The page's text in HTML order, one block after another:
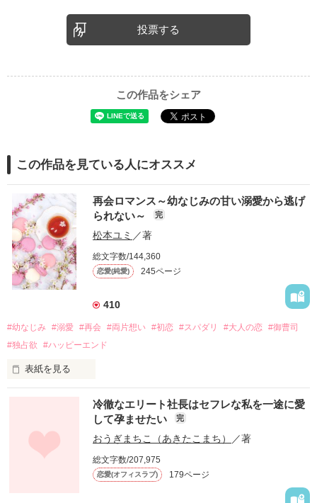
投票する
この作品をシェア
この作品を見ている人にオススメ
再会ロマンス～幼なじみの甘い溺愛から逃げ
られない～
完
松本ユミ ／著
総文字数/144,360
恋愛(純愛) 245ページ
410
#幼なじみ #溺愛 #再会 #両片想い #初恋 #スパダリ #大人の恋 #御曹司
#独占欲
#ハッピーエンド
表紙を見る
幼なじみの哲平に淡い恋心を抱いていた美桜。
しかし、ある出来事をきっかけに二人の関係は壊れてしまう。
関係修復もできないまま、美桜は両親の離婚によって
引っ越すことになり、哲平とも離れ離れになった。
冷徹なエリート社長はセフレな私を一途に愛
して孕ませたい
完
おうぎまちこ（あきたこまち） ／著
総文字数/207,975
恋愛(オフィスラブ) 179ページ